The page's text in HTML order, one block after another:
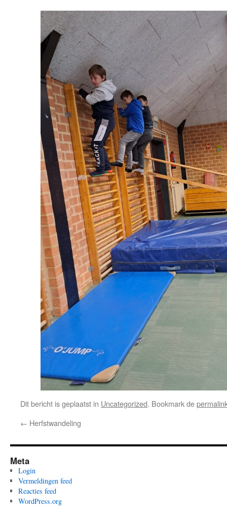
Dit bericht is geplaatst in Uncategorized. Bookmark de
← Herfstwandeling
Meta
Login
Vermeldingen feed
Reacties feed
WordPress.org